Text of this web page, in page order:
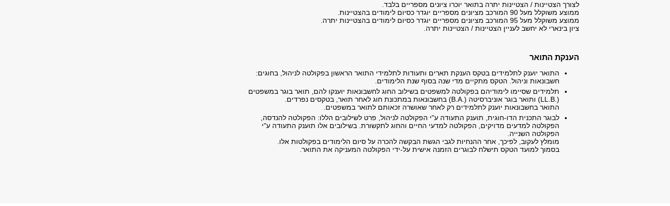
לצורך הצטיינות / הצטיינות יתרה בתואר יוכרו ציונים מספריים בלבד.
ממוצע משוקלל מעל 90 המורכב מציונים מספריים יוגדר כסיום לימודים בהצטיינות.
ממוצע משוקלל מעל 95 המורכב מציונים מספריים יוגדר כסיום לימודים בהצטיינות יתרה.
ציון בינארי לא יחשב לעניין הצטיינות / הצטיינות יתרה.
הענקת התואר
התואר יוענק לתלמידים בטקס הענקת תארים ותעודות לתלמידי התואר הראשון בפקולטה לניהול, בחוגים:
חשבונאות וניהול. הטקס מתקיים מדי שנה בסוף שנת הלימודים.
תלמידים שסיימו לימודיהם בפקולטה למשפטים בשילוב החוג לחשבונאות יוענקו להם, תואר בוגר במשפטים
(.
LL.B) ותואר בוגר אוניברסיטה (.B.A) בחשבונאות במתכונת חוג לאחר תואר, בטקסים נפרדים.
התואר בחשבונאות יוענק לתלמידים רק לאחר שאושרה זכאותם לתואר במשפטים.
לבוגר התכנית הדו-חוגית, תוענק התעודה ע"י הפקולטה לניהול, פרט לשילובים הללו: הפקולטה להנדסה,
הפקולטה למדעים מדויקים, הפקולטה למדעי החיים והחוג לתקשורת. בשילובים אלו תוענק התעודה ע"י
הפקולטה השנייה.
מומלץ לעקוב, לפיכך, אחר ההנחיות לגבי הגשת הבקשה להכרה על סיום הלימודים בפקולטות אלו.
בסמוך למועד הטקס תישלח לבוגרים הזמנה אישית על-ידי הפקולטה המעניקה את התואר.